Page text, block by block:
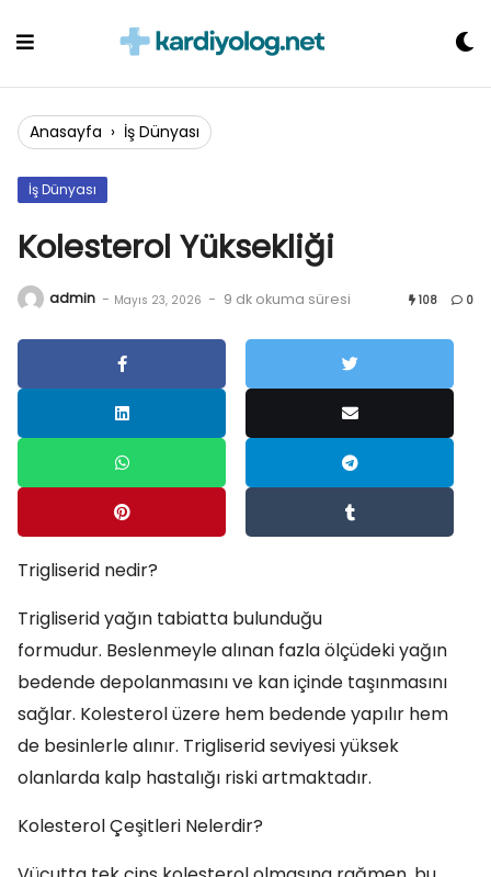
Anasayfa › İş Dünyası
İş Dünyası
Kolesterol Yüksekliği
admin - Mayıs 23, 2026 - 9 dk okuma süresi 108 0
Trigliserid nedir?
Trigliserid yağın tabiatta bulunduğu
formudur. Beslenmeyle alınan fazla ölçüdeki yağın
bedende depolanmasını ve kan içinde taşınmasını
sağlar. Kolesterol üzere hem bedende yapılır hem
de besinlerle alınır. Trigliserid seviyesi yüksek
olanlarda kalp hastalığı riski artmaktadır.
Kolesterol Çeşitleri Nelerdir?